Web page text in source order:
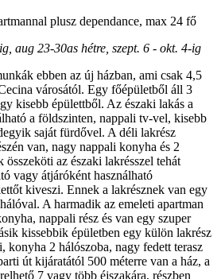
plusz dependance, max 24 fő
aug 23-30as hétre, szept. 6 - okt. 4-ig
ebben az új házban, ami csak 4,5
városától. Egy főépületből áll 3
kisebb épülettből. Az északi lakás a
a földszinten, nappali tv-vel, kisebb
saját fürdővel. A déli lakrész
van, nagy nappali konyha és 2
az északi lakrésszel tehát
vagy átjáróként használható
kiveszi. Ennek a lakrésznek van egy
A harmadik az emeleti apartman
nappali rész és van egy szuper
kissebbik épületben egy külön lakrész
konyha 2 hálószoba, nagy fedett terasz
út kijáratától 500 méterre van a ház, a
7 vagy több éjszakára, részben